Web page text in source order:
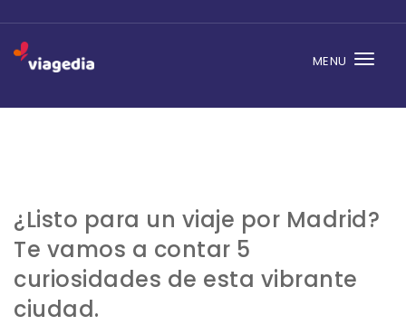
MENU
¿Listo para un viaje por Madrid?
Te vamos a contar 5
curiosidades de esta vibrante
ciudad.